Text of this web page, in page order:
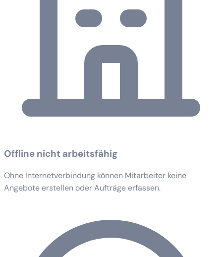
Offline nicht arbeitsfähig
Ohne Internetverbindung können Mitarbeiter keine
Angebote erstellen oder Aufträge erfassen.